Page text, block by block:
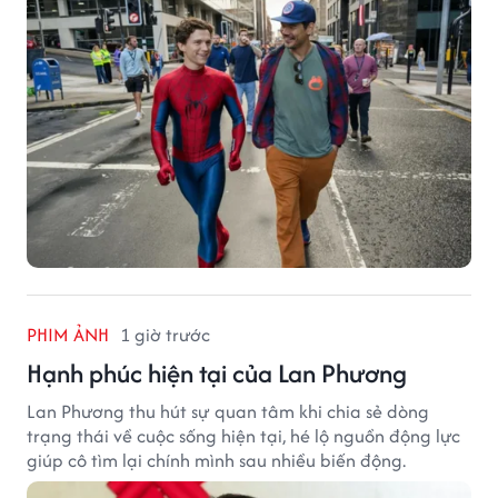
phá kỷ lục mà No Way Home từng thiết lập hay không.
PHIM ẢNH 1 giờ trước
Hạnh phúc hiện tại của Lan Phương
Lan Phương thu hút sự quan tâm khi chia sẻ dòng
trạng thái về cuộc sống hiện tại, hé lộ nguồn động lực
giúp cô tìm lại chính mình sau nhiều biến động.